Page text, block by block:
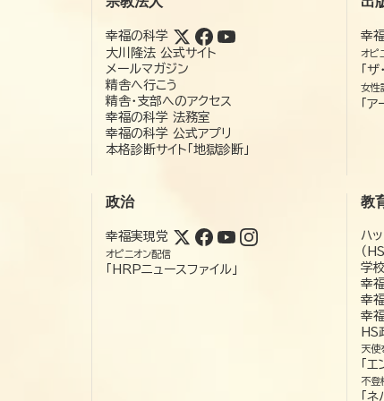
幸福の科学
大川隆法 公式サイト
メールマガジン
精舎へ行こう
精舎・支部へのアクセス
幸福の科学 法務室
幸福の科学 公式アプリ
本格診断サイト「地獄診断」
幸
オピ
「
女性
「
政治
幸福実現党
オピニオン配信
「HRPニュースファイル」
教
ハ
（
学
幸
幸
幸
HS
天使
「
不登
「